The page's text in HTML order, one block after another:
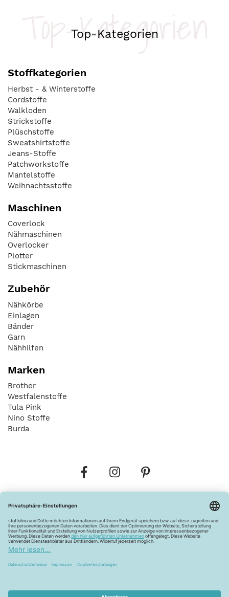
Top-Kategorien
Top-Kategorien
Stoffkategorien
Herbst - & Winterstoffe
Cordstoffe
Walkloden
Strickstoffe
Plüschstoffe
Sweatshirtstoffe
Jeans-Stoffe
Patchworkstoffe
Mantelstoffe
Weihnachtsstoffe
Maschinen
Coverlock
Nähmaschinen
Overlocker
Plotter
Stickmaschinen
Zubehör
Nähkörbe
Einlagen
Bänder
Garn
Nähhilfen
Marken
Brother
Westfalenstoffe
Tula Pink
Nino Stoffe
Burda
Widerrufsbelehrung Vertrag widerrufen
Barrierefreiheitserklärung
Pflegehinweise